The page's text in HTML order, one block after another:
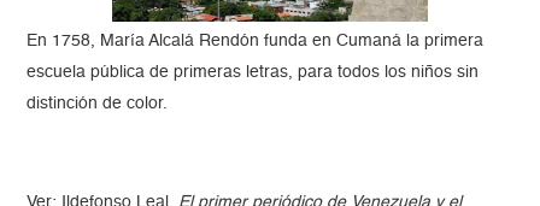
En 1758, María Alcalá Rendón funda en Cumaná la primera
escuela pública de primeras letras, para todos los niños sin
distinción de color.
Ver: Ildefonso Leal, El primer periódico de Venezuela y el